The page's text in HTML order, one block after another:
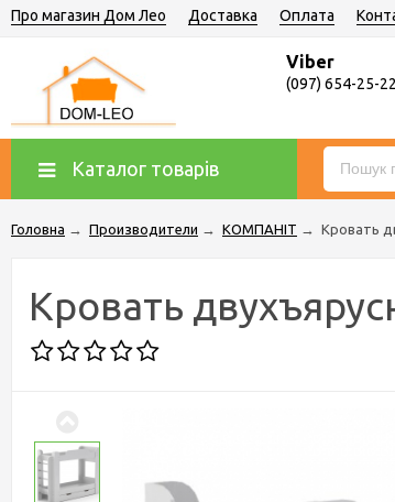
Про магазин Дом Лео Доставка Оплата
Viber
(097) 654-25-22
Каталог товарів
Головна → Производители → КОМПАНІТ → Кровать
Кровать